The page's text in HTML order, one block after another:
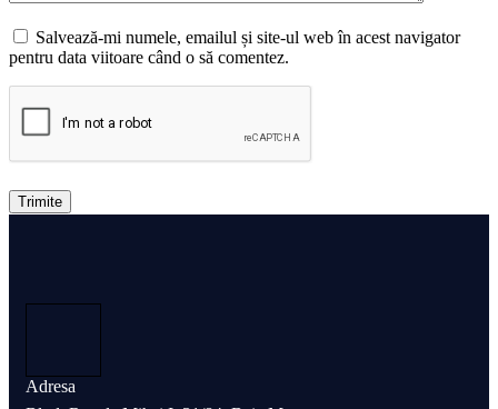
Salvează-mi numele, emailul și site-ul web în acest navigator
pentru data viitoare când o să comentez.
Trimite
Adresa